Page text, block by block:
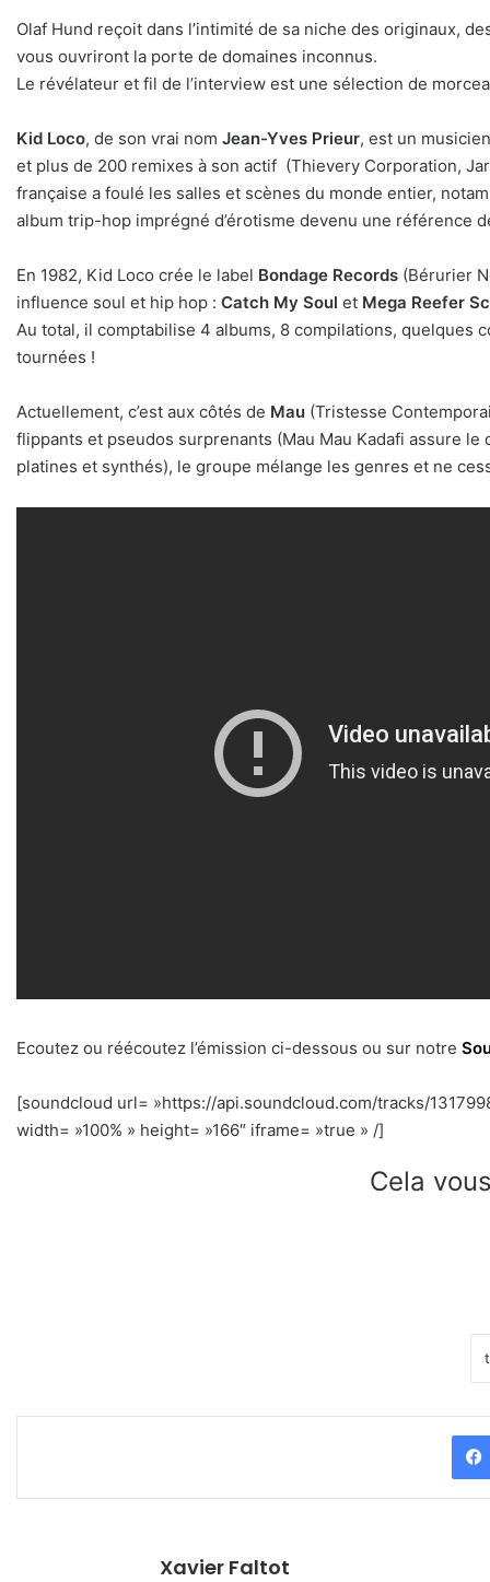
Olaf Hund reçoit dans l’intimité de sa niche des originaux,
vous ouvriront la porte de domaines inconnus.
Le révélateur et fil de l’interview est une sélection de
Kid Loco, de son vrai nom Jean-Yves Prieur, est un
et plus de 200 remixes à son actif (Thievery Corporation,
française a foulé les salles et scènes du monde entier,
album trip-hop imprégné d’érotisme devenu une référence
En 1982, Kid Loco crée le label Bondage Records (Bérurier
influence soul et hip hop : Catch My Soul et Mega Reefer
Au total, il comptabilise 4 albums, 8 compilations,
tournées !
Actuellement, c’est aux côtés de Mau (Tristesse
flippants et pseudos surprenants (Mau Mau Kadafi assure
platines et synthés), le groupe mélange les genres et ne
Ecoutez ou réécoutez l’émission ci-dessous ou sur notre
[soundcloud url= »https://api.soundcloud.com/tracks/
width= »100% » height= »166″ iframe= »true » /]
Cela
Xavier Faltot